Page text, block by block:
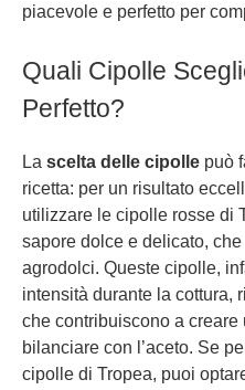
piacevole e perfetto per
Quali Cipolle
Perfetto?
La scelta delle cipolle può
ricetta: per un risultato
utilizzare le cipolle rosse di
sapore dolce e delicato,
agrodolci. Queste cipolle,
intensità durante la cottura,
che contribuiscono a
bilanciare con l’aceto. Se
cipolle di Tropea, puoi